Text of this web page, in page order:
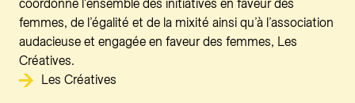
coordonne l'ensemble des initiatives en faveur des
femmes, de l’égalité et de la mixité ainsi qu’à l’association
audacieuse et engagée en faveur des femmes, Les
Créatives.
Les Créatives